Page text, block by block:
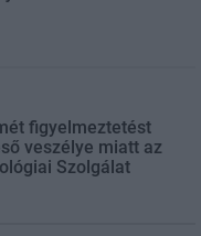
figyelmeztetést
veszélye miatt az
Szolgálat